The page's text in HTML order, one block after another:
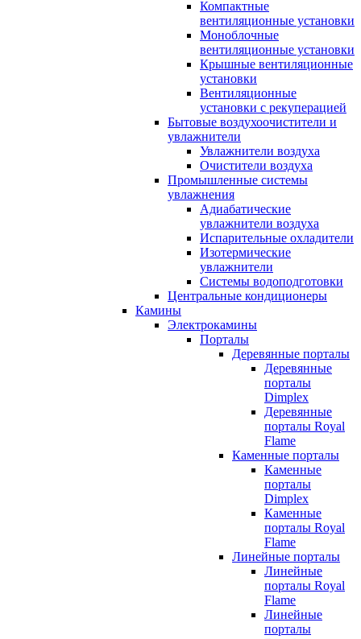
Компактные
вентиляционные установки
Моноблочные
вентиляционные установки
Крышные вентиляционные
установки
Вентиляционные
установки с рекуперацией
Бытовые воздухоочистители и
увлажнители
Увлажнители воздуха
Очистители воздуха
Промышленные системы
увлажнения
Адиабатические
увлажнители воздуха
Испарительные охладители
Изотермические
увлажнители
Системы водоподготовки
Центральные кондиционеры
Камины
Электрокамины
Порталы
Деревянные порталы
Деревянные
порталы
Dimplex
Деревянные
порталы Royal
Flame
Каменные порталы
Каменные
порталы
Dimplex
Каменные
порталы Royal
Flame
Линейные порталы
Линейные
порталы Royal
Flame
Линейные
порталы